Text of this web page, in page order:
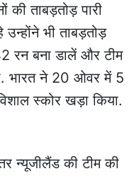
की ताबड़तोड़ पारी
उन्होंने भी ताबड़तोड़
रन बना डालें और टीम
भारत ने 20 ओवर में 5
स्कोर खड़ा किया.
न्यूजीलैंड की टीम की